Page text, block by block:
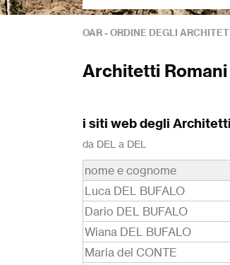
OAR - ORDINE DEGLI
Architetti Romani
i siti web degli
da DEL a DEL
nome e cognome
Luca DEL BUFALO
Dario DEL BUFALO
Wiana DEL BUFALO
Maria del CONTE